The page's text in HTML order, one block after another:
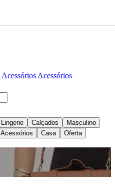
Acessórios Acessórios
Lingerie Calçados
Masculino
Acessórios Casa Oferta